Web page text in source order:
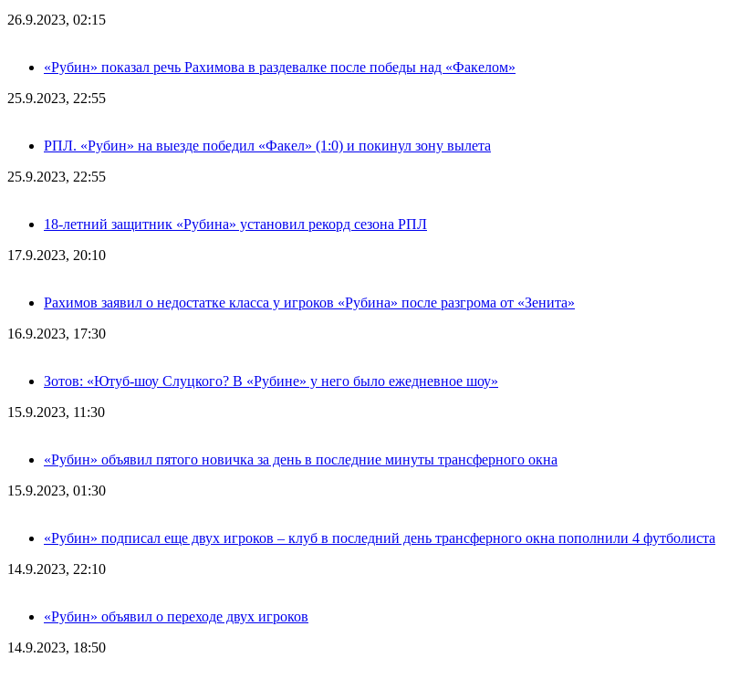
26.9.2023, 02:15
«Рубин» показал речь Рахимова в раздевалке после победы над «Факелом»
25.9.2023, 22:55
РПЛ. «Рубин» на выезде победил «Факел» (1:0) и покинул зону вылета
25.9.2023, 22:55
18-летний защитник «Рубина» установил рекорд сезона РПЛ
17.9.2023, 20:10
Рахимов заявил о недостатке класса у игроков «Рубина» после разгрома от «Зенита»
16.9.2023, 17:30
Зотов: «Ютуб-шоу Слуцкого? В «Рубине» у него было ежедневное шоу»
15.9.2023, 11:30
«Рубин» объявил пятого новичка за день в последние минуты трансферного окна
15.9.2023, 01:30
«Рубин» подписал еще двух игроков – клуб в последний день трансферного окна пополнили 4 футболиста
14.9.2023, 22:10
«Рубин» объявил о переходе двух игроков
14.9.2023, 18:50